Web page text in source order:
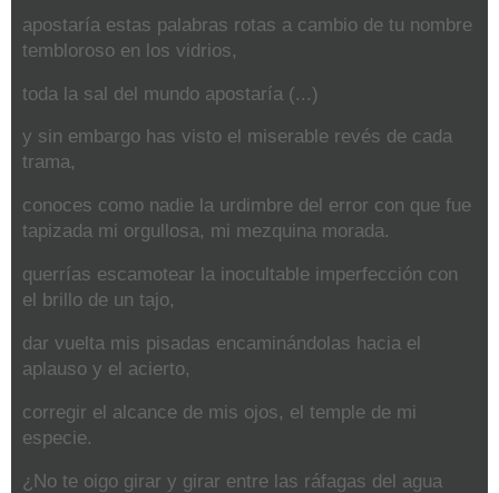
apostaría estas palabras rotas a cambio de tu nombre
tembloroso en los vidrios,
toda la sal del mundo apostaría (...)
y sin embargo has visto el miserable revés de cada
trama,
conoces como nadie la urdimbre del error con que fue
tapizada mi orgullosa, mi mezquina morada.
querrías escamotear la inocultable imperfección con
el brillo de un tajo,
dar vuelta mis pisadas encaminándolas hacia el
aplauso y el acierto,
corregir el alcance de mis ojos, el temple de mi
especie.
¿No te oigo girar y girar entre las ráfagas del agua